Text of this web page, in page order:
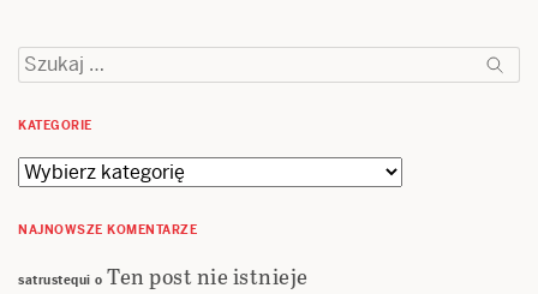
Szukaj:
KATEGORIE
Kategorie
NAJNOWSZE KOMENTARZE
satrustequi o Ten post nie istnieje